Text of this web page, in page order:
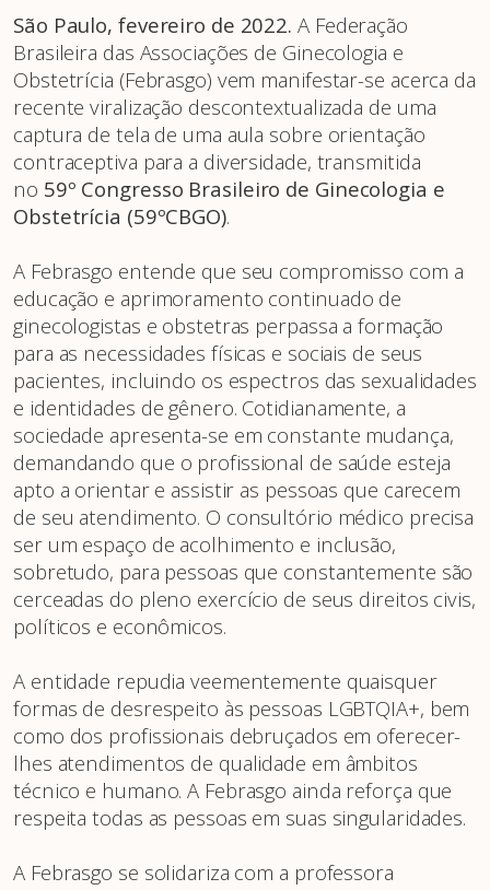
São Paulo, fevereiro de 2022. A Federação
Brasileira das Associações de Ginecologia e
Obstetrícia (Febrasgo) vem manifestar-se acerca da
recente viralização descontextualizada de uma
captura de tela de uma aula sobre orientação
contraceptiva para a diversidade, transmitida
no 59º Congresso Brasileiro de Ginecologia e
Obstetrícia (59ºCBGO).
A Febrasgo entende que seu compromisso com a
educação e aprimoramento continuado de
ginecologistas e obstetras perpassa a formação
para as necessidades físicas e sociais de seus
pacientes, incluindo os espectros das sexualidades
e identidades de gênero. Cotidianamente, a
sociedade apresenta-se em constante mudança,
demandando que o profissional de saúde esteja
apto a orientar e assistir as pessoas que carecem
de seu atendimento. O consultório médico precisa
ser um espaço de acolhimento e inclusão,
sobretudo, para pessoas que constantemente são
cerceadas do pleno exercício de seus direitos civis,
políticos e econômicos.
A entidade repudia veementemente quaisquer
formas de desrespeito às pessoas LGBTQIA+, bem
como dos profissionais debruçados em oferecer-
lhes atendimentos de qualidade em âmbitos
técnico e humano. A Febrasgo ainda reforça que
respeita todas as pessoas em suas singularidades.
A Febrasgo se solidariza com a professora